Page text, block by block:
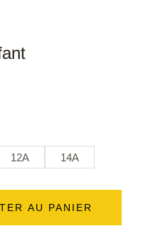
12A 14A
AU PANIER